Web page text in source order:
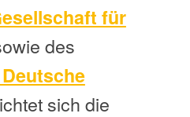
für
des
sich die